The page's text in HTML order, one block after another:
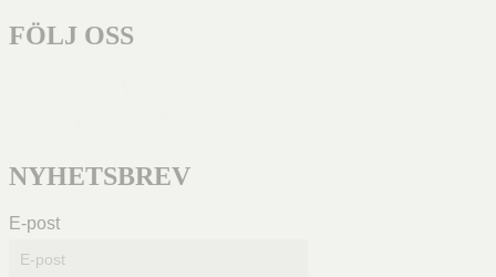
FÖLJ OSS
NYHETSBREV
E-post